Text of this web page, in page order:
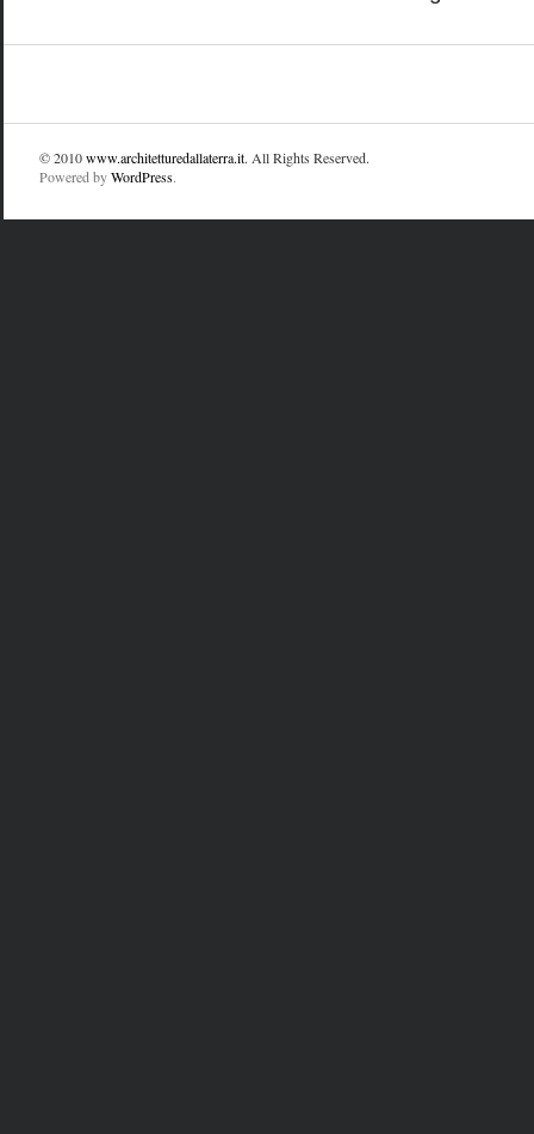
© 2010www.architetturedallaterra.it. All Rights Reserved.
Powered byWordPress.